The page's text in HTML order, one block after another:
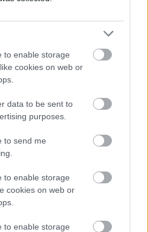
to enable storage
cookies on web or
data to be sent to
purposes.
to send me
to enable storage
cookies on web or
to enable storage